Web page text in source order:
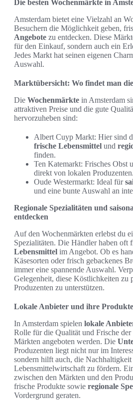
Die besten Wochenmärkte in
Amsterdam bietet eine Vielzahl an
Besuchern die Möglichkeit geben,
Angebote zu entdecken. Diese
für den Einkauf, sondern auch ein
Jedes Markt hat seinen eigenen
Auswahl.
Marktübersicht: Wo findet man die
Die Wochenmärkte in Amsterdam
attraktiven Preise und die gute
hervorzuheben sind:
Albert Cuyp Markt: Hier sind
frische Lebensmittel und
finden.
Ten Katemarkt: Frisches Obst
direkt von lokalen Produzenten.
Oude Westermarkt: Ideal für
und eine bunte Auswahl an
Regionale Spezialitäten und
entdecken
Auf den Wochenmärkten erlebst du
Spezialitäten. Die Händler haben oft
Lebensmittel im Angebot. Ob es
Käsesorten oder frisch gebackenes
immer eine spannende Auswahl.
Gelegenheit, diese Köstlichkeiten zu
Produzenten zu unterstützen.
Lokale Anbieter und ihre Produkte
In Amsterdam spielen lokale
Rolle für die Qualität und Frische der
Märkten angeboten werden. Die
Produzenten liegt nicht nur im
sondern hilft auch, die Nachhaltigkeit
Lebensmittelwirtschaft zu fördern.
zwischen den Märkten und den
frische Produkte sowie regionale
Vordergrund geraten.